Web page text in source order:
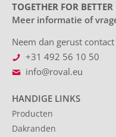
TOGETHER FOR BETTER
Meer informatie of
Neem dan gerust
+31 492 56 10 50
info@roval.eu
HANDIGE LINKS
Producten
Dakranden